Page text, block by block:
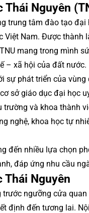
Nguyên
trung tâm đào tạo
Nam. Được thành
mang trong mình
– xã hội của đất nước.
sự phát triển của
sở giáo dục đại học
và khoa thành
nghệ, khoa học tự
đến nhiều lựa chọn
đáp ứng nhu cầu
Thái Nguyên
ngưỡng cửa
định đến tương lai.